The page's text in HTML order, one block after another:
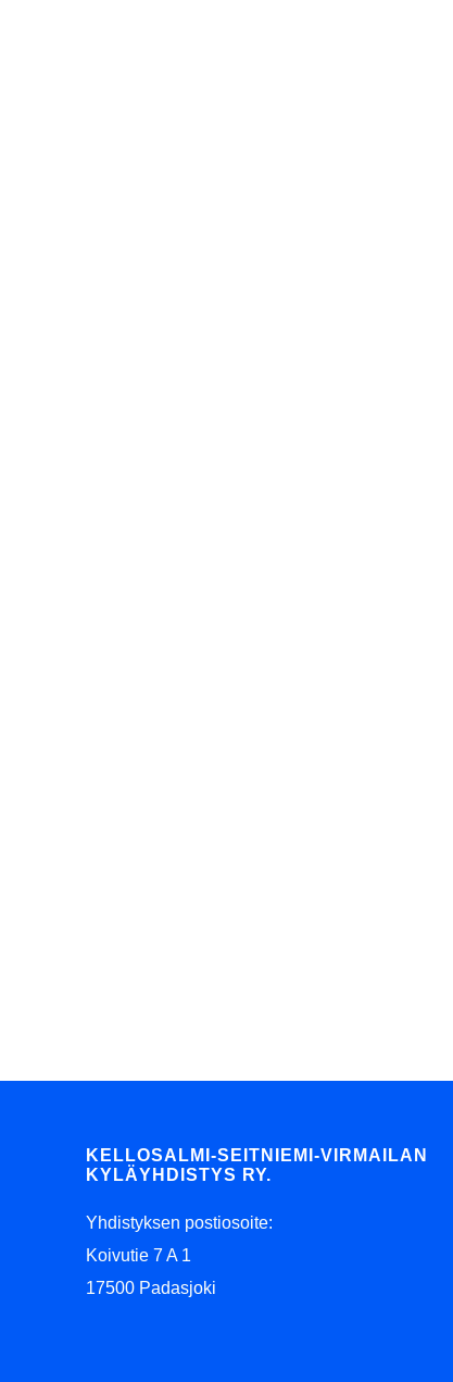
KELLOSALMI-SEITNIEMI-VIRMAILAN
KYLÄYHDISTYS RY.
Yhdistyksen postiosoite:
Koivutie 7 A 1
17500 Padasjoki